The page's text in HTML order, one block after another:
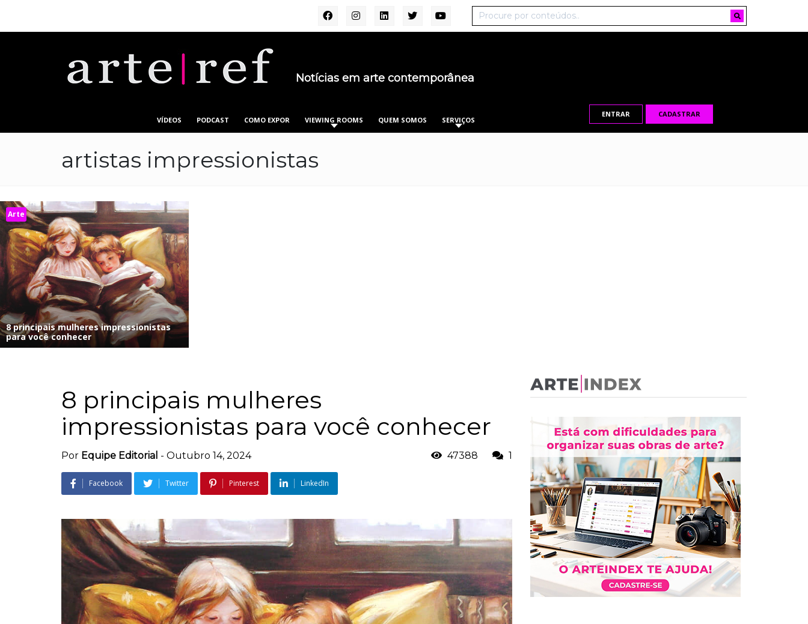
Notícias em arte contemporânea
VÍDEOS PODCAST COMO EXPOR VIEWING ROOMS QUEM SOMOS SERVIÇOS
ENTRAR CADASTRAR
artistas impressionistas
Arte
8 principais mulheres impressionistas
para você conhecer
8 principais mulheres
impressionistas para você conhecer
Por Equipe Editorial - Outubro 14, 2024 47388 1
Facebook Twitter Pinterest LinkedIn